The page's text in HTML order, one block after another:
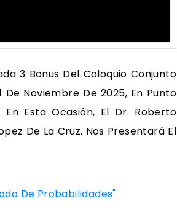
3 Bonus Del Coloquio Conjunto
Noviembre De 2025, En Punto
En Esta Ocasión, El Dr. Roberto
De La Cruz, Nos Presentará El
De Probabilidades".